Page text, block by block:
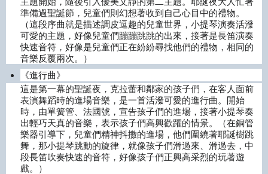
準備過聖誕節，兒童們則幻想著收到自己心目中的禮物。
（這段序曲就是描述調皮逗趣的兒童世界，小提琴演奏活潑
可愛的主題，好像兒童們蹦蹦跳跳的出來，接著是長笛演奏
快速音符，好像是兒童們正在紛紛尋找他們的禮物，相同的
音樂反覆兩次。）
《進行曲》
這是第一幕的聖誕夜，克拉蕾和鄰家的孩子們，在客人面前
表演舞蹈時的進場音樂，是一首活潑可愛的進行曲。開始
時，由單簧管、法國號，宣告孩子們的進場，接著小提琴奏
出輕巧天真的音樂，表示孩子們高興歡躍的情景。（在銅管
樂器引導下，兒童們精神抖擻的進場，他們圍繞著耶誕樹跳
舞，那小提琴跳動的旋律，就像孩子們滑過來、滑過去，中
段長笛吹奏快速的音符，好像孩子們正興高采烈的玩著遊
戲。）